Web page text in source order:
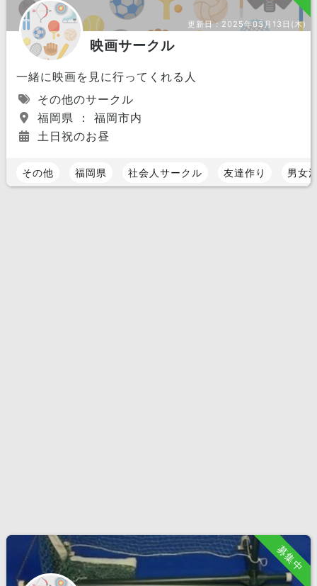
更新日： 2025年03月13日(木)
映画サークル
一緒に映画を見に行ってくれる人
その他のサークル
福岡県 ： 福岡市内
土日祝のお昼
その他 福岡県 社会人サークル 友達作り 男女
募集中